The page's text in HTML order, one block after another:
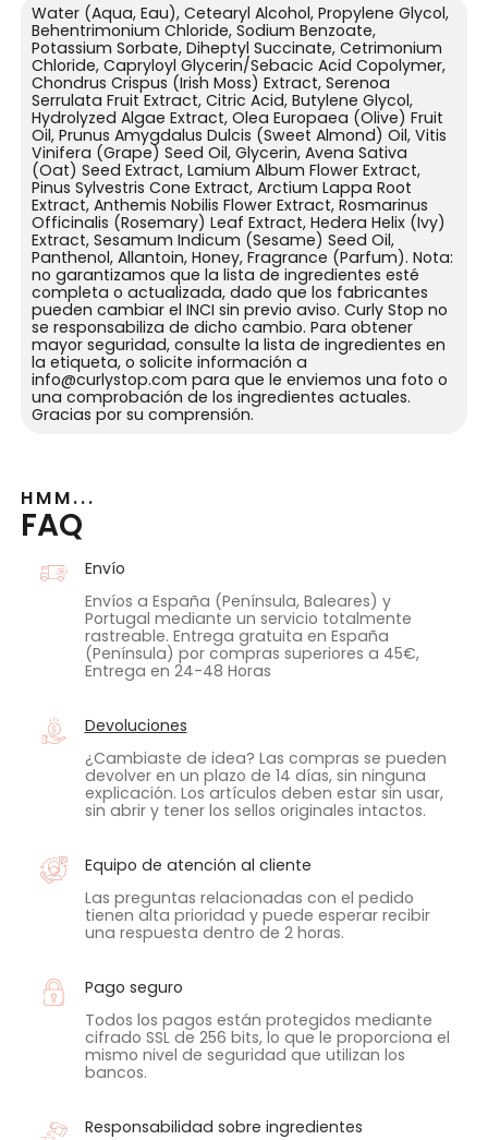
Water (Aqua, Eau), Cetearyl Alcohol, Propylene Glycol,
Behentrimonium Chloride, Sodium Benzoate,
Potassium Sorbate, Diheptyl Succinate, Cetrimonium
Chloride, Capryloyl Glycerin/Sebacic Acid Copolymer,
Chondrus Crispus (Irish Moss) Extract, Serenoa
Serrulata Fruit Extract, Citric Acid, Butylene Glycol,
Hydrolyzed Algae Extract, Olea Europaea (Olive) Fruit
Oil, Prunus Amygdalus Dulcis (Sweet Almond) Oil, Vitis
Vinifera (Grape) Seed Oil, Glycerin, Avena Sativa
(Oat) Seed Extract, Lamium Album Flower Extract,
Pinus Sylvestris Cone Extract, Arctium Lappa Root
Extract, Anthemis Nobilis Flower Extract, Rosmarinus
Officinalis (Rosemary) Leaf Extract, Hedera Helix (Ivy)
Extract, Sesamum Indicum (Sesame) Seed Oil,
Panthenol, Allantoin, Honey, Fragrance (Parfum). Nota:
no garantizamos que la lista de ingredientes esté
completa o actualizada, dado que los fabricantes
pueden cambiar el INCI sin previo aviso. Curly Stop no
se responsabiliza de dicho cambio. Para obtener
mayor seguridad, consulte la lista de ingredientes en
la etiqueta, o solicite información a
info@curlystop.com para que le enviemos una foto o
una comprobación de los ingredientes actuales.
Gracias por su comprensión.
HMM...
FAQ
Envío
Envíos a España (Península, Baleares) y
Portugal mediante un servicio totalmente
rastreable. Entrega gratuita en España
(Península) por compras superiores a 45€,
Entrega en 24-48 Horas
Devoluciones
¿Cambiaste de idea? Las compras se pueden
devolver en un plazo de 14 días, sin ninguna
explicación. Los artículos deben estar sin usar,
sin abrir y tener los sellos originales intactos.
Equipo de atención al cliente
Las preguntas relacionadas con el pedido
tienen alta prioridad y puede esperar recibir
una respuesta dentro de 2 horas.
Pago seguro
Todos los pagos están protegidos mediante
cifrado SSL de 256 bits, lo que le proporciona el
mismo nivel de seguridad que utilizan los
bancos.
Responsabilidad sobre ingredientes